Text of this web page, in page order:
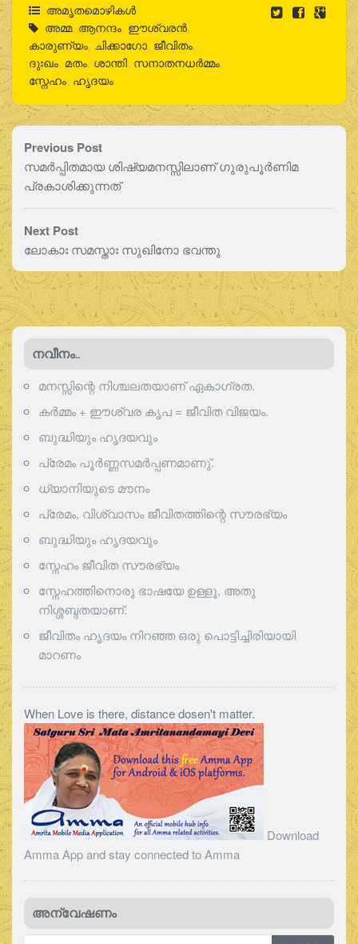
അമൃതമൊഴികള്‍
അമ്മ, ആനന്ദം, ഈശ്വരന്‍,
കാരുണ്യം, ചിക്കാഗോ, ജീവിതം,
ദുഃഖം, മതം, ശാന്തി, സനാതനധര്‍മ്മം,
സ്നേഹം, ഹൃദയം
Previous Post
സമർപ്പിതമായ ശിഷ്യമനസ്സിലാണ് ഗുരുപൂർണിമ
പ്രകാശിക്കുന്നത്
Next Post
ലോകാഃ സമസ്താഃ സുഖിനോ ഭവന്തു
നവീനം..
മനസ്സിന്റെ നിശ്ചലതയാണ് ഏകാഗ്രത.
കർമ്മം + ഈശ്വര കൃപ = ജീവിത വിജയം.
ബുദ്ധിയും ഹൃദയവും
പ്രേമം പൂര്‍ണ്ണസമര്‍പ്പണമാണു്.
ധ്യാനിയുടെ മൗനം
പ്രേമം, വിശ്വാസം ജീവിതത്തിന്റെ സൗരഭ്യം
ബുദ്ധിയും ഹൃദയവും
സ്നേഹം ജീവിത സൗരഭ്യം
സ്നേഹത്തിനൊരു ഭാഷയേ ഉള്ളൂ, അതു
നിശ്ശബ്ദതയാണ്.
ജീവിതം ഹൃദയം നിറഞ്ഞ ഒരു പൊട്ടിച്ചിരിയായി
മാറണം
When Love is there, distance dosen't matter.
Download
Amma App and stay connected to Amma
അന്വേഷണം